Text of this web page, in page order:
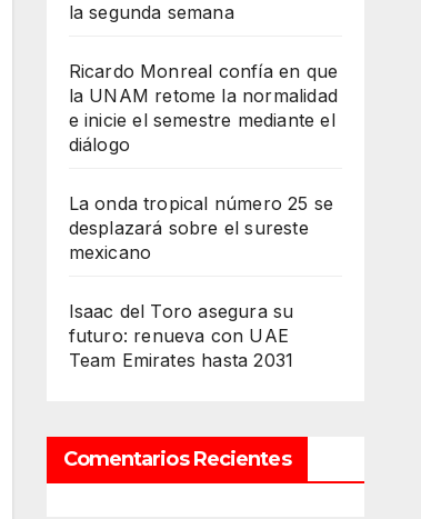
la segunda semana
Ricardo Monreal confía en que
la UNAM retome la normalidad
e inicie el semestre mediante el
diálogo
La onda tropical número 25 se
desplazará sobre el sureste
mexicano
Isaac del Toro asegura su
futuro: renueva con UAE
Team Emirates hasta 2031
Comentarios Recientes